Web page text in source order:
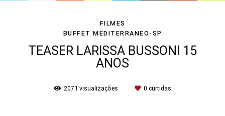
FILMES
BUFFET MEDITERRANEO-SP
TEASER LARISSA BUSSONI 15
ANOS
2071 visualizações 0 curtidas